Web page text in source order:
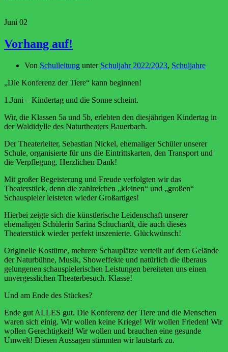
Juni 02
Vorhang auf!
Von Schulleitung unter Schuljahr 2022/2023, Schuljahre
„Die Konferenz der Tiere“ kann beginnen!
1.Juni – Kindertag und die Sonne scheint.
Wir, die Klassen 5a und 5b, erlebten den diesjährigen Kindertag in
der Waldidylle des Naturtheaters Bauerbach.
Der Theaterleiter, Sebastian Nickel, ehemaliger Schüler unserer
Schule, organisierte für uns die Eintrittskarten, den Transport und
die Verpflegung. Herzlichen Dank!
Mit großer Begeisterung und Freude verfolgten wir das
Theaterstück, denn die zahlreichen „kleinen“ und „großen“
Schauspieler leisteten wieder Großartiges!
Hierbei zeigte sich die künstlerische Leidenschaft unserer
ehemaligen Schülerin Sarina Schuchardt, die auch dieses
Theaterstück wieder perfekt inszenierte. Glückwünsch!
Originelle Kostüme, mehrere Schauplätze verteilt auf dem Gelände
der Naturbühne, Musik, Showeffekte und natürlich die überaus
gelungenen schauspielerischen Leistungen bereiteten uns einen
unvergesslichen Theaterbesuch. Klasse!
Und am Ende des Stückes?
Ende gut ALLES gut. Die Konferenz der Tiere und die Menschen
waren sich einig. Wir wollen keine Kriege! Wir wollen Frieden! Wir
wollen Gerechtigkeit! Wir wollen und brauchen eine gesunde
Umwelt! Diesen Aussagen stimmten wir lautstark zu.